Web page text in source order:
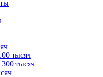
тысяч
тысяч